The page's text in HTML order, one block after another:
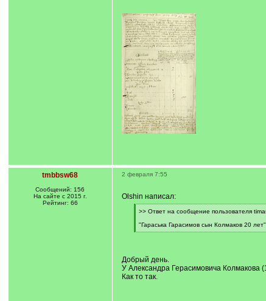
tmbbsw68
Сообщений: 156
На сайте с 2015 г.
Рейтинг: 66
2 февраля 7:55
Olshin написал:
[
]
>> Ответ на сообщение пользователя
"Гараська Гарасимов сын Колмаков 20
[
Добрый день.
У Александра Герасимовича Колмакова
Как то так.